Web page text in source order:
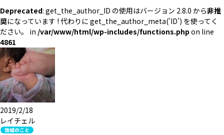
Deprecated: get_the_author_ID の使用はバージョン 2.8.0 から非推
奨になっています ! 代わりに get_the_author_meta('ID') を使ってく
ださい。 in /var/www/html/wp-includes/functions.php on line
4861
2019/2/18
レイチェル